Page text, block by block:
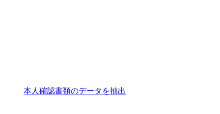
本人確認書類のデータを抽出